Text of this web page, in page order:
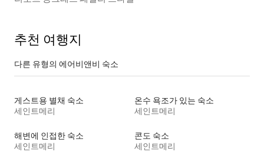
추천 여행지
다른 유형의 에어비앤비 숙소
게스트용 별채 숙소
세인트메리
온수 욕조가 있는 숙소
세인트메리
해변에 인접한 숙소
세인트메리
콘도 숙소
세인트메리